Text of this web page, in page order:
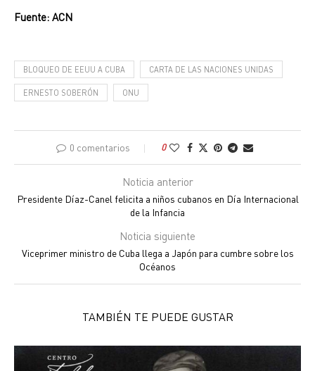
Fuente: ACN
BLOQUEO DE EEUU A CUBA CARTA DE LAS NACIONES UNIDAS
ERNESTO SOBERÓN ONU
0 comentarios 0
Noticia anterior
Presidente Díaz-Canel felicita a niños cubanos en Día Internacional
de la Infancia
Noticia siguiente
Viceprimer ministro de Cuba llega a Japón para cumbre sobre los
Océanos
TAMBIÉN TE PUEDE GUSTAR